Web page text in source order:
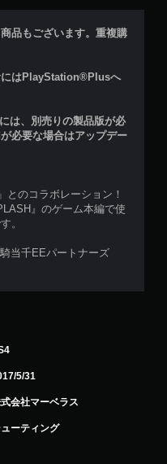
品もございます。重複購
にはPlayStation®Plusへ
は、別売りの製品版が必
必要な場合はアップデー
とのコラボレーション！
』のゲーム本編で使
。
当千EEパートナーズ
5/31
会社マーベラス
ーティング